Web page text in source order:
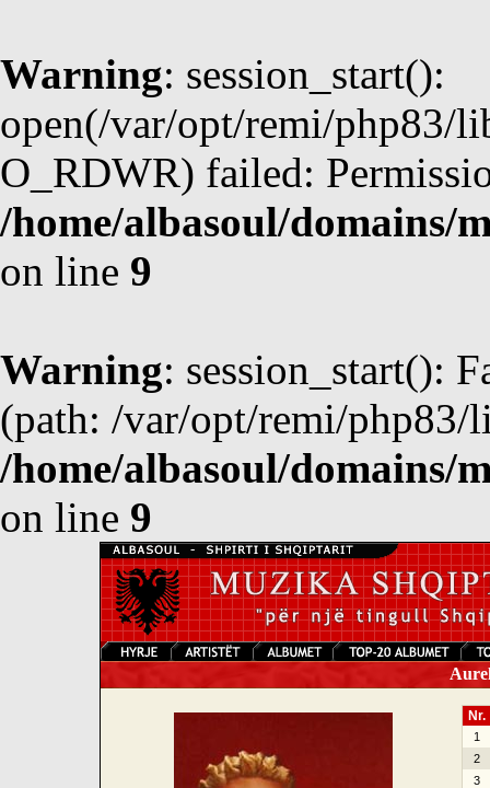
Warning: session_start():
open(/var/opt/remi/php83/
O_RDWR) failed:
/home/albasoul/domains/
on line 9
Warning: session_start():
(path: /var/opt/remi/php83/
/home/albasoul/domains/
on line 9
Nr.
1
2
3